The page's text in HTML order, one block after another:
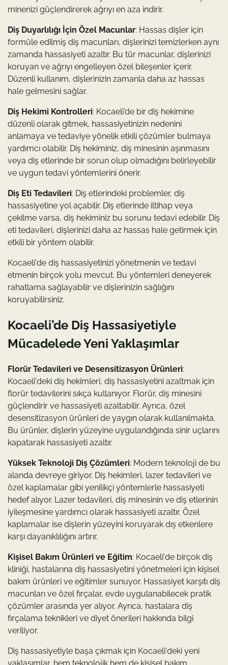
minenizi güçlendirerek ağrıyı en aza indirir.
Diş Duyarlılığı İçin Özel Macunlar: Hassas dişler için
formüle edilmiş diş macunları, dişlerinizi temizlerken aynı
zamanda hassasiyeti azaltır. Bu tür macunlar, dişlerinizi
koruyan ve ağrıyı engelleyen özel bileşenler içerir.
Düzenli kullanım, dişlerinizin zamanla daha az hassas
hale gelmesini sağlar.
Diş Hekimi Kontrolleri: Kocaeli’de bir diş hekimine
düzenli olarak gitmek, hassasiyetinizin nedenini
anlamaya ve tedaviye yönelik etkili çözümler bulmaya
yardımcı olabilir. Diş hekiminiz, diş minesinin aşınmasını
veya diş etlerinde bir sorun olup olmadığını belirleyebilir
ve uygun tedavi yöntemlerini önerir.
Diş Eti Tedavileri: Diş etlerindeki problemler, diş
hassasiyetine yol açabilir. Diş etlerinde iltihap veya
çekilme varsa, diş hekiminiz bu sorunu tedavi edebilir. Diş
eti tedavileri, dişlerinizi daha az hassas hale getirmek için
etkili bir yöntem olabilir.
Kocaeli'de diş hassasiyetinizi yönetmenin ve tedavi
etmenin birçok yolu mevcut. Bu yöntemleri deneyerek
rahatlama sağlayabilir ve dişlerinizin sağlığını
koruyabilirsiniz.
Kocaeli’de Diş Hassasiyetiyle
Mücadelede Yeni Yaklaşımlar
Florür Tedavileri ve Desensitizasyon Ürünleri:
Kocaeli'deki diş hekimleri, diş hassasiyetini azaltmak için
florür tedavilerini sıkça kullanıyor. Florür, diş minesini
güçlendirir ve hassasiyeti azaltabilir. Ayrıca, özel
desensitizasyon ürünleri de yaygın olarak kullanılmakta.
Bu ürünler, dişlerin yüzeyine uygulandığında sinir uçlarını
kapatarak hassasiyeti azaltır.
Yüksek Teknoloji Diş Çözümleri: Modern teknoloji de bu
alanda devreye giriyor. Diş hekimleri, lazer tedavileri ve
özel kaplamalar gibi yenilikçi yöntemlerle hassasiyeti
hedef alıyor. Lazer tedavileri, diş minesinin ve diş etlerinin
iyileşmesine yardımcı olarak hassasiyeti azaltır. Özel
kaplamalar ise dişlerin yüzeyini koruyarak dış etkenlere
karşı dayanıklılığını artırır.
Kişisel Bakım Ürünleri ve Eğitim: Kocaeli'de birçok diş
kliniği, hastalarına diş hassasiyetini yönetmeleri için kişisel
bakım ürünleri ve eğitimler sunuyor. Hassasiyet karşıtı diş
macunları ve özel fırçalar, evde uygulanabilecek pratik
çözümler arasında yer alıyor. Ayrıca, hastalara diş
fırçalama teknikleri ve diyet önerileri hakkında bilgi
veriliyor.
Diş hassasiyetiyle başa çıkmak için Kocaeli'deki yeni
yaklaşımlar, hem teknolojik hem de kişisel bakım